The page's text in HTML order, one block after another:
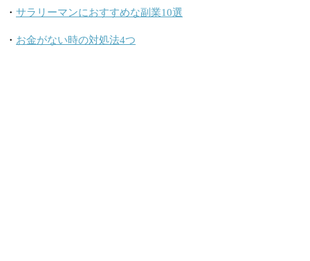
・ サラリーマンにおすすめな副業10選
・ お金がない時の対処法4つ